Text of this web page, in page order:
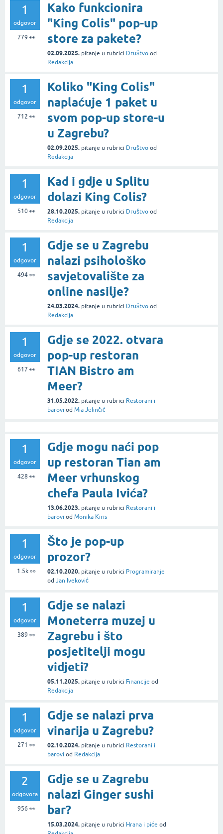
1
odgovor
779 👀
Kako funkcionira
"King Colis" pop-up
store za pakete?
02.09.2025. pitanje u rubrici Društvo od
Redakcija
1
odgovor
712 👀
Koliko "King Colis"
naplaćuje 1 paket u
svom pop-up store-u
u Zagrebu?
02.09.2025. pitanje u rubrici Društvo od
Redakcija
1
odgovor
510👀
Kad i gdje u Splitu
dolazi King Colis?
28.10.2025. pitanje u rubrici Društvo od
Redakcija
1
odgovor
494👀
Gdje se u Zagrebu
nalazi psihološko
savjetovalište za
online nasilje?
24.03.2024. pitanje u rubrici Društvo od
Redakcija
1
odgovor
617 👀
Gdje se 2022. otvara
pop-up restoran
TIAN Bistro am
Meer?
31.05.2022. pitanje u rubrici Restorani i
barovi od Mia Jelinčić
1
odgovor
428 👀
Gdje mogu naći pop
up restoran Tian am
Meer vrhunskog
chefa Paula Ivića?
13.06.2023. pitanje u rubrici Restorani i
barovi od Monika Kiris
1
odgovor
1.5k👀
Što je pop-up
prozor?
02.10.2020. pitanje u rubrici Programiranje
od Jan Iveković
1
odgovor
389 👀
Gdje se nalazi
Moneterra muzej u
Zagrebu i što
posjetitelji mogu
vidjeti?
05.11.2025. pitanje u rubrici Financije od
Redakcija
1
odgovor
271 👀
Gdje se nalazi prva
vinarija u Zagrebu?
02.10.2024. pitanje u rubrici Restorani i
barovi od Redakcija
2
odgovora
956 👀
Gdje se u Zagrebu
nalazi Ginger sushi
bar?
15.03.2024. pitanje u rubrici Hrana i piće od